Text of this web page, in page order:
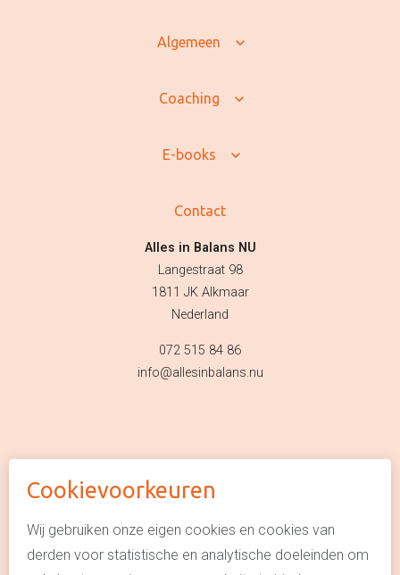
Algemeen
Coaching
E-books
Contact
Alles in Balans NU
Langestraat 98
1811 JK Alkmaar
Nederland
072 515 84 86
info@allesinbalans.nu
© Alles in Balans NU
Algemene voorwaarden
Privacyverklaring
Cookievoorkeuren
Wij gebruiken onze eigen cookies en cookies van
derden voor statistische en analytische doeleinden om